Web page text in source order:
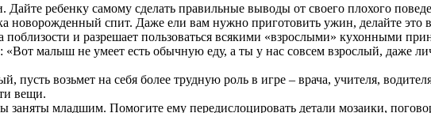
ребенку самому сделать правильные выводы от своего плохого
новорожденный спит. Даже ели вам нужно приготовить ужин, делайте это
поблизости и разрешает пользоваться всякими «взрослыми» кухонными
малыш не умеет есть обычную еду, а ты у нас совсем взрослый, даже
возьмет на себя более трудную роль в игре – врача, учителя,
вещи.
заняты младшим. Помогите ему передислоцировать детали мозаики,